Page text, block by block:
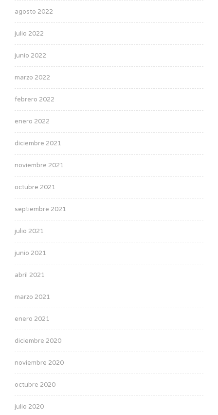
agosto 2022
julio 2022
junio 2022
marzo 2022
febrero 2022
enero 2022
diciembre 2021
noviembre 2021
octubre 2021
septiembre 2021
julio 2021
junio 2021
abril 2021
marzo 2021
enero 2021
diciembre 2020
noviembre 2020
octubre 2020
julio 2020